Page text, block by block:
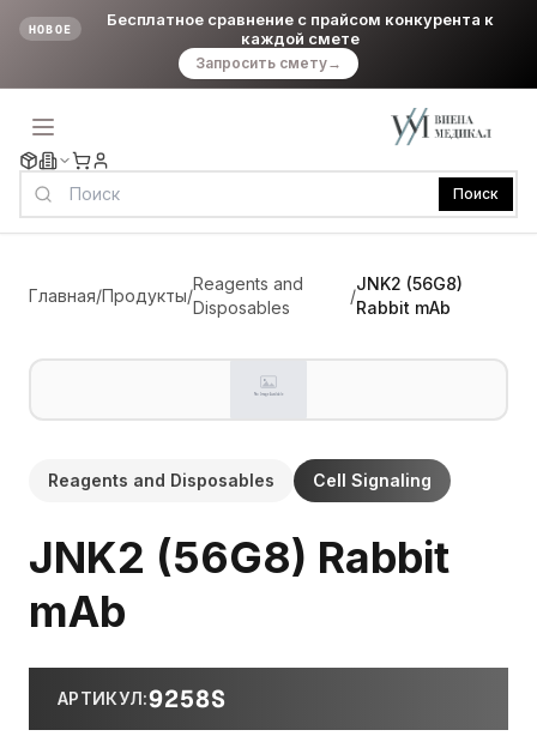
НОВОЕ
Бесплатное сравнение с прайсом конкурента к
каждой смете
Запросить смету→
Поиск
Главная/Продукты/
Reagents and
Disposables
/
JNK2 (56G8)
Rabbit mAb
Reagents and Disposables Cell Signaling
JNK2 (56G8) Rabbit
mAb
АРТИКУЛ:9258S